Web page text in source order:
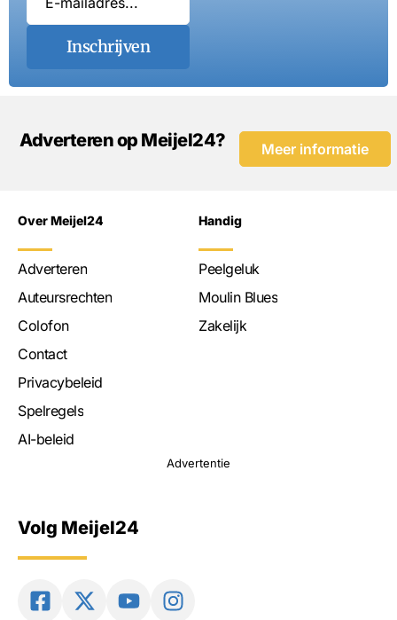
Inschrijven
Adverteren op Meijel24? Meer informatie
Over Meijel24
Adverteren
Auteursrechten
Colofon
Contact
Privacybeleid
Spelregels
AI-beleid
Handig
Peelgeluk
Moulin Blues
Zakelijk
Advertentie
Volg Meijel24